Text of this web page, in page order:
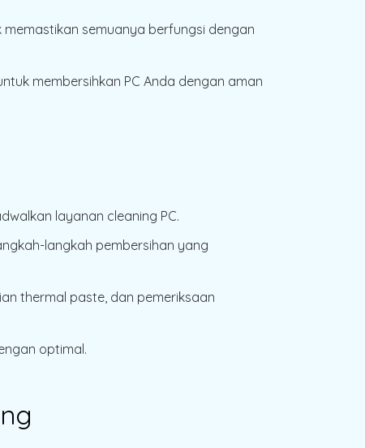
memastikan semuanya berfungsi dengan
membersihkan PC Anda dengan aman
layanan cleaning PC.
langkah pembersihan yang
thermal paste, dan pemeriksaan
optimal.